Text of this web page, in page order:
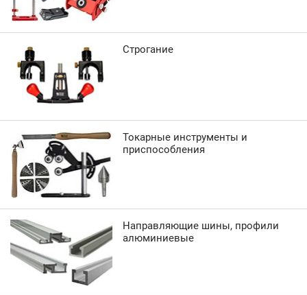
Строгание
Токарные инструменты и
приспособления
Направляющие шины, профили
алюминиевые